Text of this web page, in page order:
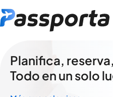
Planifica,
Todo en un solo